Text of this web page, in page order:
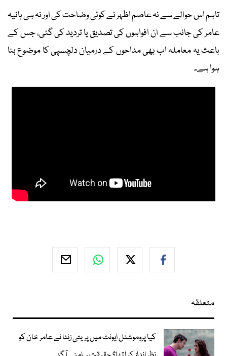
تاہم اس حوالے سے نہ عاصم اظہر نے کوئی وضاحت کی اور نہ ہی ہانیہ
عامر کی جانب سے ان افواہوں کی تصدیق یا تردید کی گئی، جس کے
باعث یہ معاملہ اب بھی مداحوں کے درمیان دلچسپی کا موضوع بنا
ہوا ہے۔
متعلقہ
کیا پروموشنل ایونٹ میں پریتی زنٹا نے عامر خان کو